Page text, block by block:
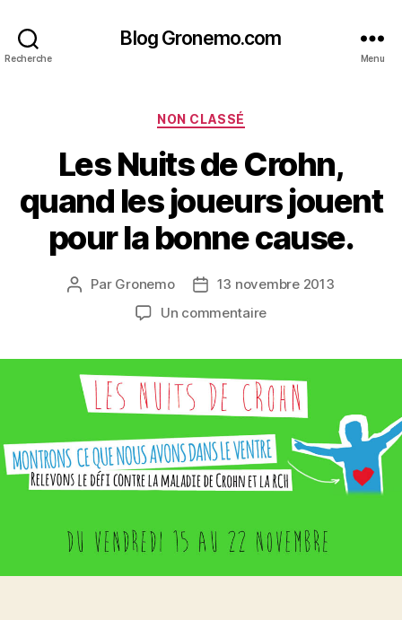
Recherche
Blog Gronemo.com
Menu
Catégories
NON CLASSÉ
Les Nuits de Crohn,
quand les joueurs jouent
pour la bonne cause.
Auteur
Par Gronemo
Date13 novembre 2013
Un commentairesur
Crohn,
quand
joueurs
jouent
pour
bonne
cause.